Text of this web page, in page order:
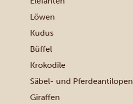
Löwen
Kudus
Büffel
Krokodile
Säbel- und Pferdeantilopen
Giraffen